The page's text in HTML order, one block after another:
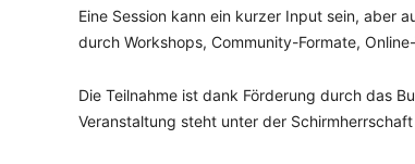
Eine Session kann ein kurzer Input sein, aber
durch Workshops, Community-Formate,
Die Teilnahme ist dank Förderung durch das
Veranstaltung steht unter der